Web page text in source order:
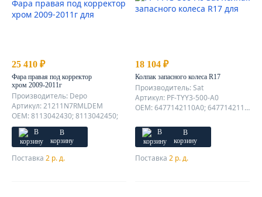
25 410 ₽
Фара правая под корректор
хром 2009-2011г
Производитель: Depo
Артикул: 21211N7RMLDEM
OEM: 8113042430; 8113042450;
В
корзину
Поставка 2 р. д.
18 104 ₽
Колпак запасного колеса R17
Производитель: Sat
Артикул: PF-TYY3-500-A0
OEM: 6477142110A0; 6477142110A1; 6477142110B0; 6477142110B1; 6477142110B2; 6477142110B3; 6477142110C0; 6477142110D0; 6477142110D1; 6477142110E0; 6477142110E1; 6477142110E2; 6477142110G0; 6477142110G1; 6477142110J0; 6477142110K0
В
корзину
Поставка 2 р. д.